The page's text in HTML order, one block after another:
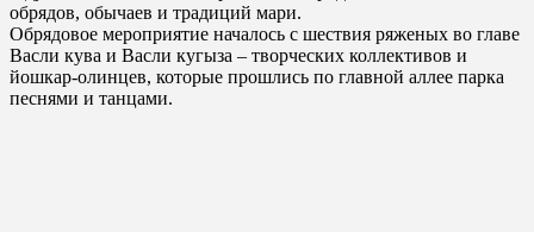
обрядов, обычаев и традиций мари.
Обрядовое мероприятие началось с шествия ряженых во главе
Васли кува и Васли кугыза – творческих коллективов и
йошкар-олинцев, которые прошлись по главной аллее парка
песнями и танцами.